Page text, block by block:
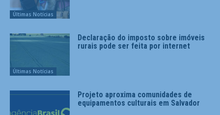
Últimas Notícias
Últimas Notícias
Declaração do imposto sobre imóveis
rurais pode ser feita por internet
Projeto aproxima comunidades de
equipamentos culturais em Salvador